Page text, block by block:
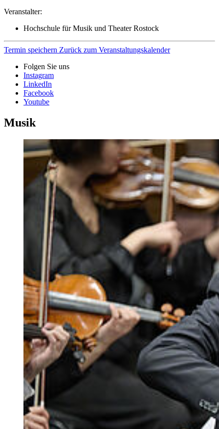
Veranstalter:
Hochschule für Musik und Theater Rostock
Termin speichern Zurück zum Veranstaltungskalender
Folgen Sie uns
Instagram
LinkedIn
Facebook
Youtube
Musik